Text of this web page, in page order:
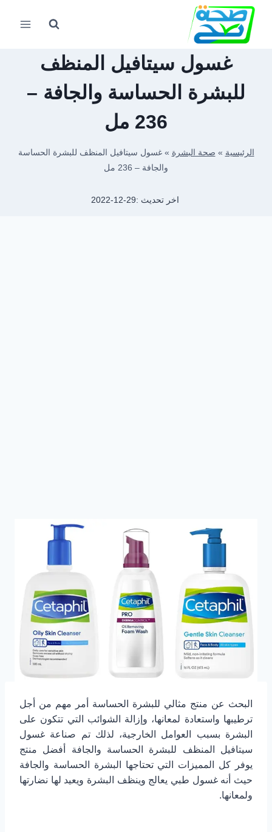
التجاوز
المحتوى
غسول سيتافيل المنظف
للبشرة الحساسة والجافة –
236 مل
الرئيسية » صحة البشرة »غسول سيتافيل المنظف للبشرة الحساسة
والجافة – 236 مل
اخر تحديث :2022-12-29
البحث عن منتج مثالي للبشرة الحساسة أمر مهم من أجل
ترطيبها واستعادة لمعانها، وإزالة الشوائب التي تتكون على
البشرة بسبب العوامل الخارجية، لذلك تم صناعة غسول
سيتافيل المنظف للبشرة الحساسة والجافة أفضل منتج
يوفر كل المميزات التي تحتاجها البشرة الحساسة والجافة
حيث أنه غسول طبي يعالج وينظف البشرة ويعيد لها نضارتها
ولمعانها.